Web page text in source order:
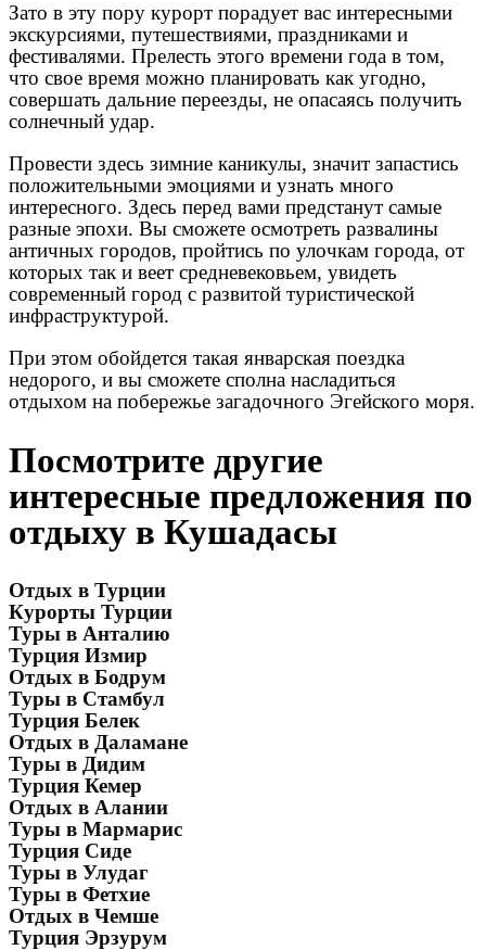
Зато в эту пору курорт порадует вас интересными
экскурсиями, путешествиями, праздниками и
фестивалями. Прелесть этого времени года в том,
что свое время можно планировать как угодно,
совершать дальние переезды, не опасаясь получить
солнечный удар.
Провести здесь зимние каникулы, значит запастись
положительными эмоциями и узнать много
интересного. Здесь перед вами предстанут самые
разные эпохи. Вы сможете осмотреть развалины
античных городов, пройтись по улочкам города, от
которых так и веет средневековьем, увидеть
современный город с развитой туристической
инфраструктурой.
При этом обойдется такая январская поездка
недорого, и вы сможете сполна насладиться
отдыхом на побережье загадочного Эгейского моря.
Посмотрите другие
интересные предложения по
отдыху в Кушадасы
Отдых в Турции
Курорты Турции
Туры в Анталию
Турция Измир
Отдых в Бодрум
Туры в Стамбул
Турция Белек
Отдых в Даламане
Туры в Дидим
Турция Кемер
Отдых в Алании
Туры в Мармарис
Турция Сиде
Туры в Улудаг
Туры в Фетхие
Отдых в Чемше
Турция Эрзурум